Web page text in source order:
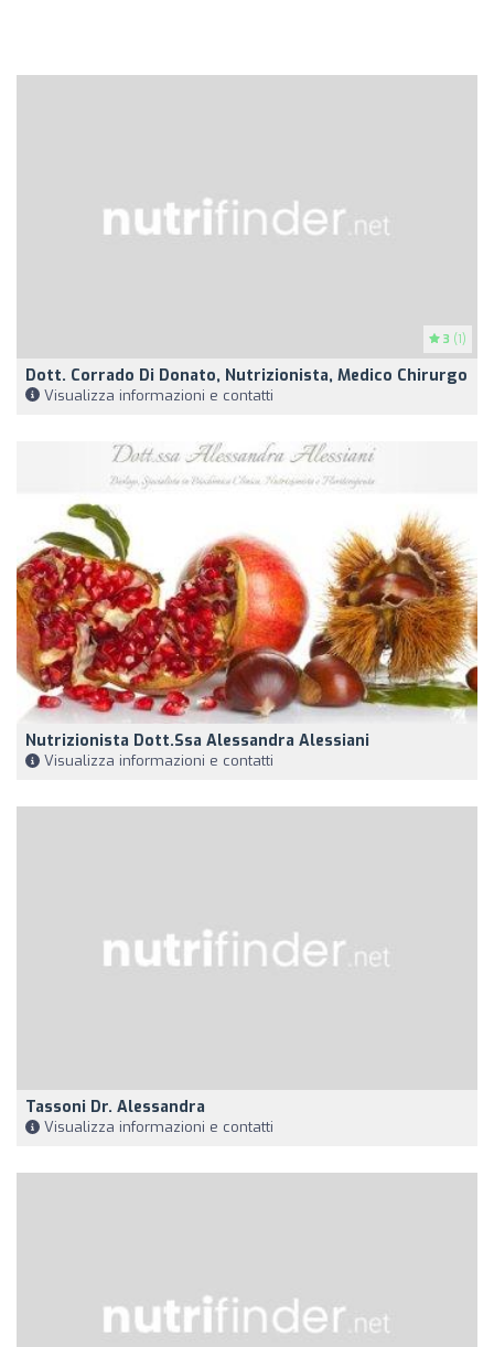
3 (1)
Dott. Corrado Di Donato, Nutrizionista, Medico Chirurgo
Visualizza informazioni e contatti
Nutrizionista Dott.ssa Alessandra Alessiani
Visualizza informazioni e contatti
Tassoni Dr. Alessandra
Visualizza informazioni e contatti